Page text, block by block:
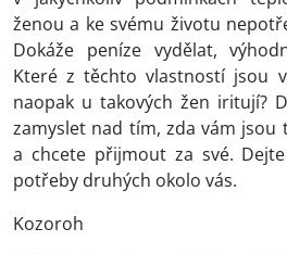
ženou a ke svému životu
Dokáže peníze vydělat,
Které z těchto vlastností jsou
naopak u takových žen iritují?
zamyslet nad tím, zda vám jsou
a chcete přijmout za své.
potřeby druhých okolo vás.
Kozoroh